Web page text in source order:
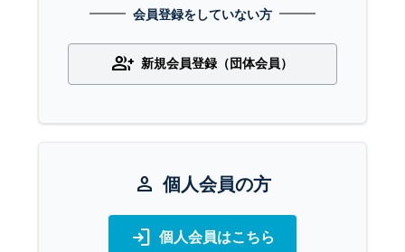
会員登録をしていない方
group_add 新規会員登録（団体会員）
person 個人会員の方
login 個人会員はこちら